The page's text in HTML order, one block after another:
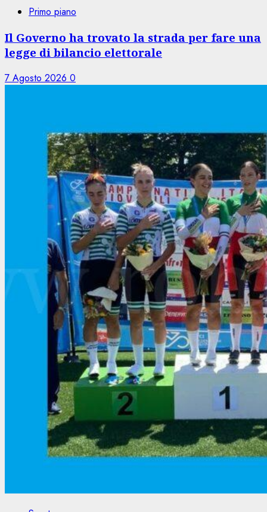
Primo piano
Il Governo ha trovato la strada per fare una
legge di bilancio elettorale
7 Agosto 2026 0